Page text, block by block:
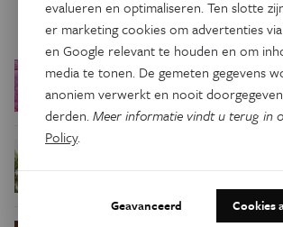
Trending
Ruimte Een bakkerij
kilometer van de
evalueren en optimaliseren. Ten slotte
er marketing cookies om advertenties
en Google relevant te houden en om
media te tonen. De gemeten gegevens
anoniem verwerkt en nooit
derden.Meer informatie vindt u terug in
Policy.
Geavanceerd Cookies